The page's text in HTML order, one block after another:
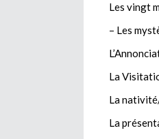
Les vingt
– Les
La
La
La